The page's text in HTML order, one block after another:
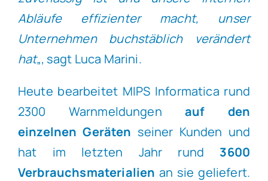
Abläufe effizienter macht, unser
Unternehmen buchstäblich verändert
hat„, sagt Luca Marini.
Heute bearbeitet MIPS Informatica rund
2300 Warnmeldungen auf den
einzelnen Geräten seiner Kunden und
hat im letzten Jahr rund 3600
Verbrauchsmaterialien an sie geliefert.